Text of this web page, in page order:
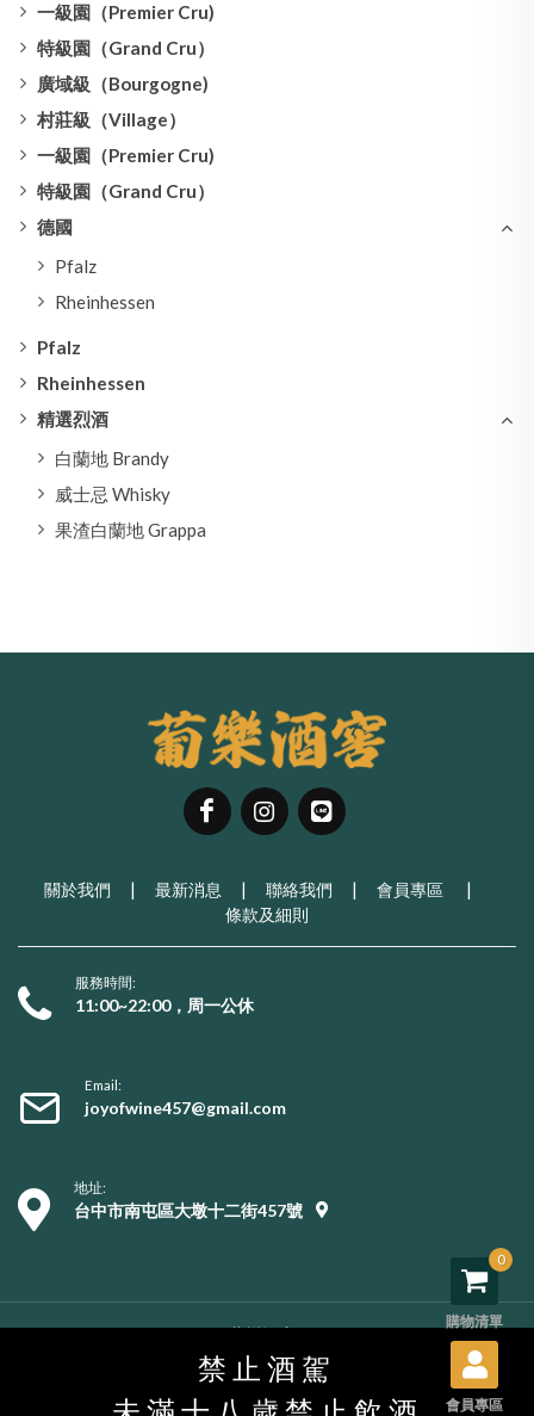
一級園（Premier Cru)
特級園（Grand Cru）
廣域級（Bourgogne)
村莊級（Village）
一級園（Premier Cru)
特級園（Grand Cru）
德國
Pfalz
Rheinhessen
Pfalz
Rheinhessen
精選烈酒
白蘭地 Brandy
威士忌 Whisky
果渣白蘭地 Grappa
關於我們 | 最新消息 | 聯絡我們 | 會員專區
|
條款及細則
服務時間:
11:00~22:00，周一公休
Email:
joyofwine457@gmail.com
地址:
台中市南屯區大墩十二街457號
禁止酒駕
Copyright © 2026 葡樂酒窖. All rights reserved.
服務條款 / 隱私權政策
會員專區
0
購物清單